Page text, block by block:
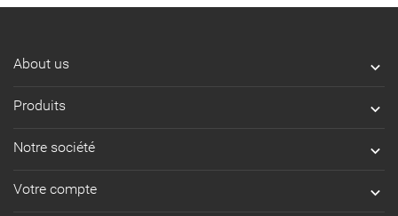
About us 
Produits 
Notre société 
Votre compte 